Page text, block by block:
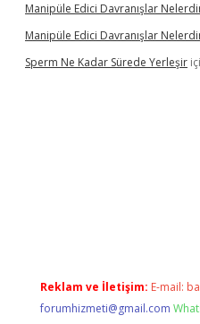
Manipüle Edici Davranışlar
Manipüle Edici Davranışlar
Sperm Ne Kadar Sürede Yerleşir
Reklam ve İletişim: E-mail:
forumhizmeti@gmail.com